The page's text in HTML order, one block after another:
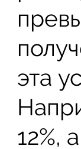
эта
12%,